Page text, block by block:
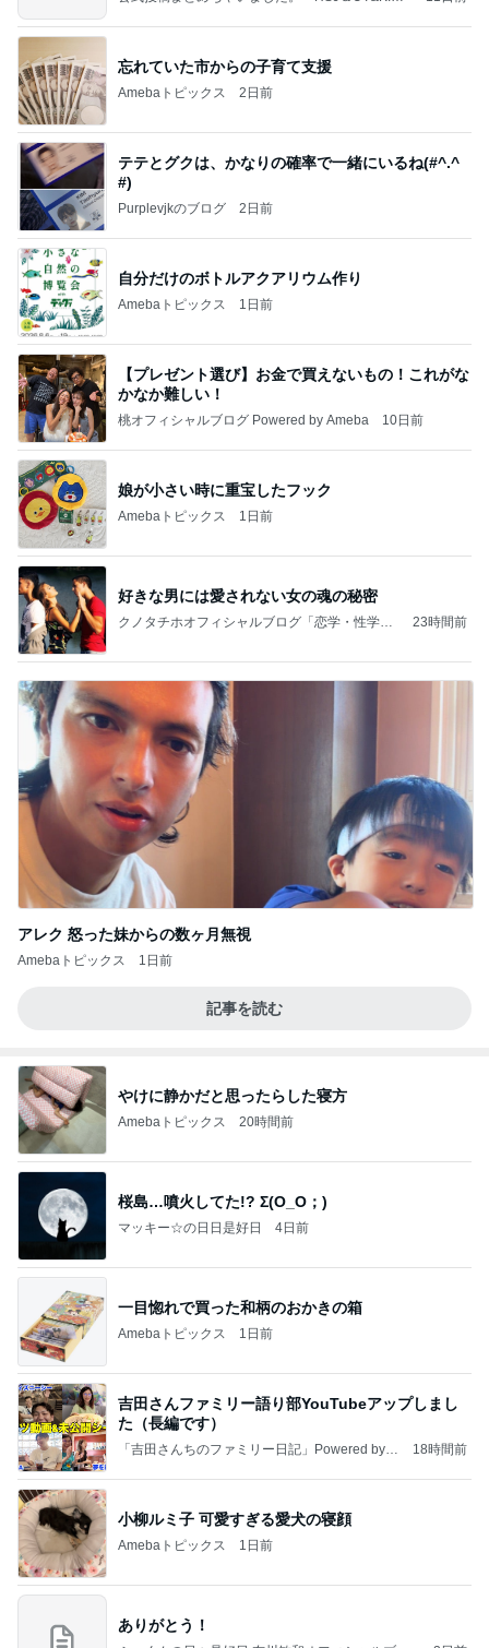
忘れていた市からの子育て支援
Amebaトピックス 2日前
テテとグクは、かなりの確率で一緒にいるね(#^.^
#)
Purplevjkのブログ 2日前
自分だけのボトルアクアリウム作り
Amebaトピックス 1日前
【プレゼント選び】お金で買えないもの！これがな
かなか難しい！
桃オフィシャルブログ Powered by Ameba 10日前
娘が小さい時に重宝したフック
Amebaトピックス 1日前
好きな男には愛されない女の魂の秘密
クノタチホオフィシャルブログ「恋学・性学研
23時間前
アレク 怒った妹からの数ヶ月無視
Amebaトピックス 1日前
記事を読む
やけに静かだと思ったらした寝方
Amebaトピックス 20時間前
桜島…噴火してた!? Σ(O_O；)
マッキー☆の日日是好日 4日前
一目惚れで買った和柄のおかきの箱
Amebaトピックス 1日前
吉田さんファミリー語り部YouTubeアップしまし
た（長編です）
「吉田さんちのファミリー日記」Powered by A
18時間前
小柳ルミ子 可愛すぎる愛犬の寝顔
Amebaトピックス 1日前
ありがとう！